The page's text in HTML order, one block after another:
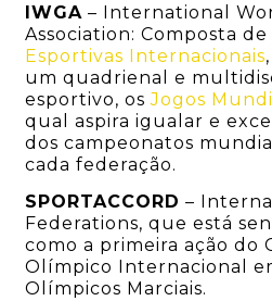
IWGA – International
Association: Composta de
Esportivas Internacionais
um quadrienal e
esportivo, osJogos
qual aspira igualar e
dos campeonatos
cada federação.
SPORTACCORD –
Federations, que está
como a primeira ação do
Olímpico Internacional
Olímpicos Marciais.